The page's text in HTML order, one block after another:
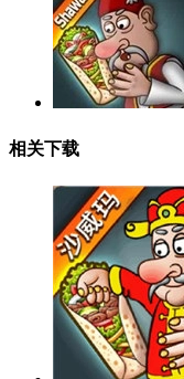
相关下载